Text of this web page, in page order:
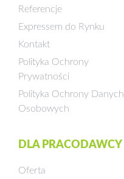
Referencje
Expressem do Rynku
Kontakt
Polityka Ochrony
Prywatności
Polityka Ochrony Danych
Osobowych
DLA PRACODAWCY
Oferta